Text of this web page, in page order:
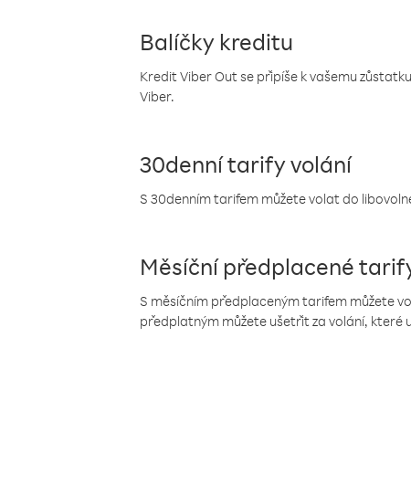
Balíčky kreditu
Kredit Viber Out se připíše k vašemu
Viber.
30denní tarify volání
S 30denním tarifem můžete volat do
Měsíční předplacené
S měsíčním předplaceným tarifem můžete
předplatným můžete ušetřit za volání, které